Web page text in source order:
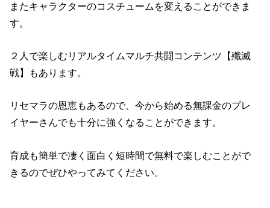
またキャラクターのコスチュームを変えることができま
す。
２人で楽しむリアルタイムマルチ共闘コンテンツ【殲滅
戦】もあります。
リセマラの恩恵もあるので、今から始める無課金のプレ
イヤーさんでも十分に強くなることができます。
育成も簡単で凄く面白く短時間で無料で楽しむことがで
きるのでぜひやってみてください。